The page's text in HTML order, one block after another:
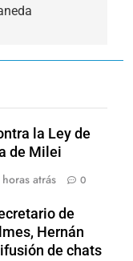
la Ley de
de Milei
atrás 0
de
Hernán
de chats